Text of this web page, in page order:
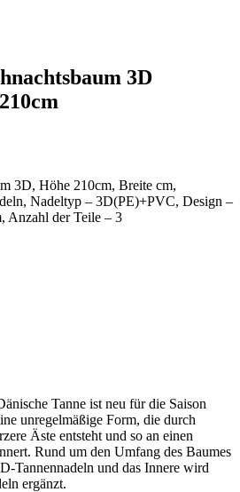
3D
3D, Höhe 210cm, Breite cm,
Nadeltyp – 3D(PE)+PVC, Design –
Anzahl der Teile – 3
Tanne ist neu für die Saison
unregelmäßige Form, die durch
Äste entsteht und so an einen
Rund um den Umfang des Baumes
Tannennadeln und das Innere wird
ergänzt.